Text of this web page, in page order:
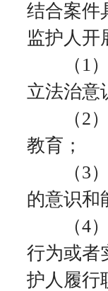
结合案件
监护人开
（ 1
立法治意
（2
教育；
（3
的意识和
（4
行为或者
护人履行